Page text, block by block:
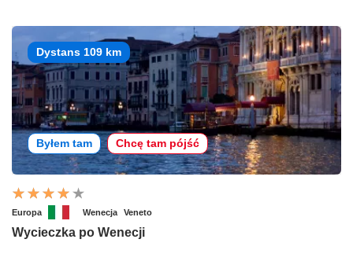
Dystans 109 km
Byłem tam Chcę tam pójść
Europa Wenecja Veneto
Wycieczka po Wenecji